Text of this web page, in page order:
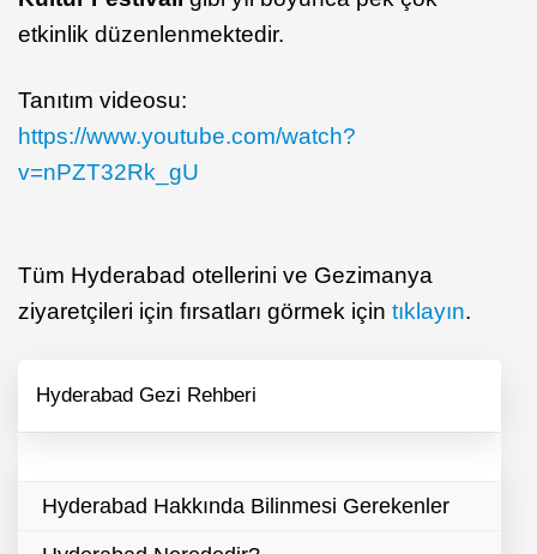
etkinlik düzenlenmektedir.
Tanıtım videosu:
https://www.youtube.com/watch?
v=nPZT32Rk_gU
Tüm Hyderabad otellerini ve Gezimanya
ziyaretçileri için fırsatları görmek için tıklayın.
Hyderabad Gezi Rehberi
Hyderabad Hakkında Bilinmesi Gerekenler